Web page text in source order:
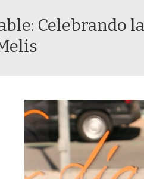
Celebrando